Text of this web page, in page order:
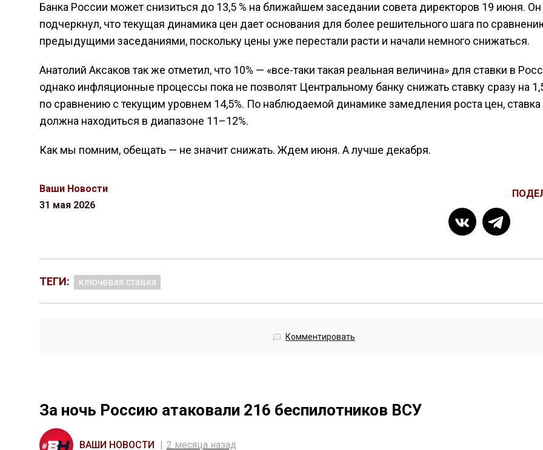
Банка России может снизиться до 13,5 % на ближайшем заседании совета директоров 19 июня. Он
подчеркнул, что текущая динамика цен дает основания для более решительного шага по
предыдущими заседаниями, поскольку цены уже перестали расти и начали немного снижаться.
Анатолий Аксаков так же отметил, что 10% — «все-таки такая реальная величина» для ставки в
однако инфляционные процессы пока не позволят Центральному банку снижать ставку сразу на
по сравнению с текущим уровнем 14,5%. По наблюдаемой динамике замедления роста цен, ставка
должна находиться в диапазоне 11–12%.
Как мы помним, обещать — не значит снижать. Ждем июня. А лучше декабря.
Ваши Новости
31 мая 2026
ТЕГИ: ключевая ставка
Комментировать
За ночь Россию атаковали 216 беспилотников ВСУ
ВАШИ НОВОСТИ 2 месяца назад